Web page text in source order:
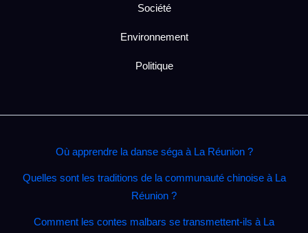
Société
Environnement
Politique
Où apprendre la danse séga à La Réunion ?
Quelles sont les traditions de la communauté chinoise à La
Réunion ?
Comment les contes malbars se transmettent‑ils à La